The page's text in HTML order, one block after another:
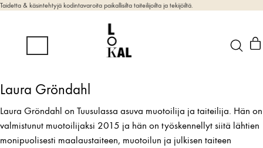
Taidetta & käsintehtyjä kodintavaroita paikallisilta taiteilijoilta ja tekijöiltä.
Laura Gröndahl
Laura Gröndahl on Tuusulassa asuva muotoilija ja taiteilija. Hän on
valmistunut muotoilijaksi 2015 ja hän on työskennellyt siitä lähtien
monipuolisesti maalaustaiteen, muotoilun ja julkisen taiteen